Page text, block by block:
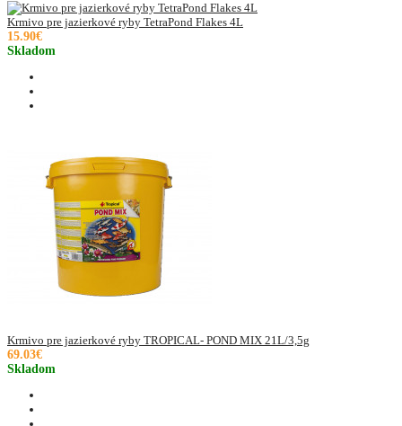
Krmivo pre jazierkové ryby TetraPond Flakes 4L
15.90€
Skladom
Krmivo pre jazierkové ryby TROPICAL- POND MIX 21L/3,5g
69.03€
Skladom